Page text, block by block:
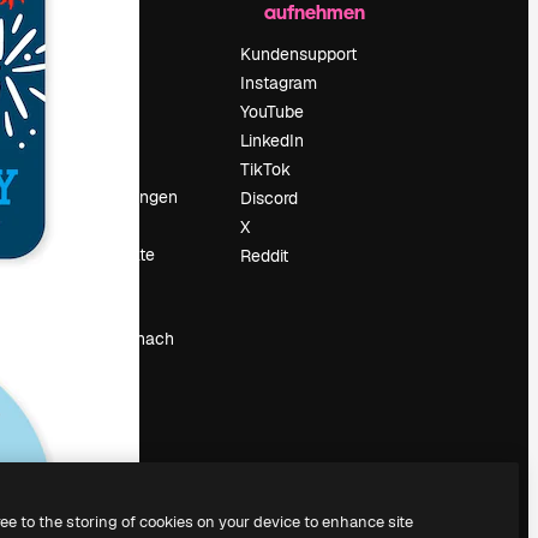
Veranstaltungen
Deine Inhalte
Suchst du nach
aufnehmen
Kundensupport
Instagram
YouTube
LinkedIn
TikTok
Discord
X
Reddit
to the storing of cookies on your device to enhance site